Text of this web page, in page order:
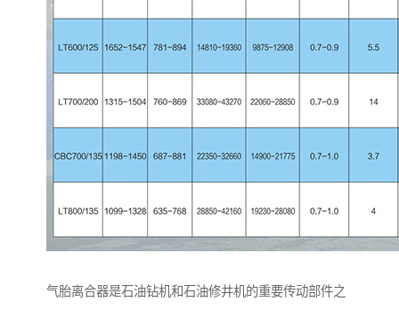
气胎离合器是石油钻机和石油修井机的重要传动部件之